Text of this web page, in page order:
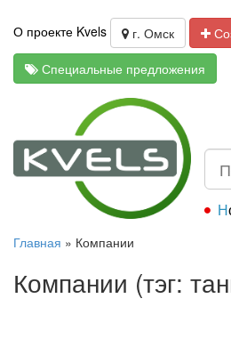
О проекте Kvels г. Омск
Специальные предложения
Главная » Компании
Компании (тэг: